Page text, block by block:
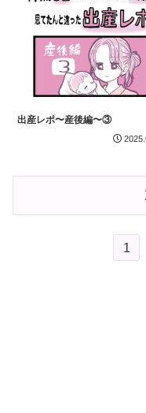
出産レポ〜産後編〜③
1